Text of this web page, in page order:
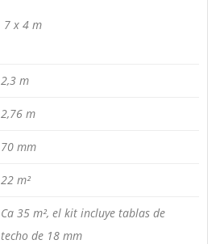
7 x 4 m
2,3 m
2,76 m
70 mm
22 m²
Ca 35 m², el kit incluye tablas de
techo de 18 mm